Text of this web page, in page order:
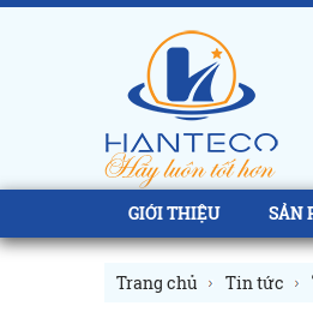
GIỚI THIỆU SẢN
Trang chủ Tin tức